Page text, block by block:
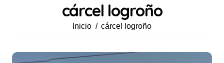
cárcel logroño
Inicio cárcel logroño